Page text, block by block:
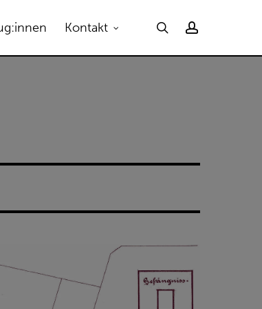
Kontakt searchaccount